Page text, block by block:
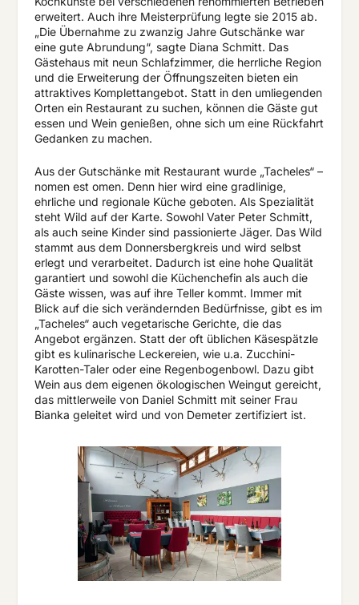
erweitert. Auch ihre Meisterprüfung legte sie 2015 ab.
„Die Übernahme zu zwanzig Jahre Gutschänke war
eine gute Abrundung“, sagte Diana Schmitt. Das
Gästehaus mit neun Schlafzimmer, die herrliche Region
und die Erweiterung der Öffnungszeiten bieten ein
attraktives Komplettangebot. Statt in den umliegenden
Orten ein Restaurant zu suchen, können die Gäste gut
essen und Wein genießen, ohne sich um eine Rückfahrt
Gedanken zu machen.
Aus der Gutschänke mit Restaurant wurde „Tacheles“ –
nomen est omen. Denn hier wird eine gradlinige,
ehrliche und regionale Küche geboten. Als Spezialität
steht Wild auf der Karte. Sowohl Vater Peter Schmitt,
als auch seine Kinder sind passionierte Jäger. Das Wild
stammt aus dem Donnersbergkreis und wird selbst
erlegt und verarbeitet. Dadurch ist eine hohe Qualität
garantiert und sowohl die Küchenchefin als auch die
Gäste wissen, was auf ihre Teller kommt. Immer mit
Blick auf die sich verändernden Bedürfnisse, gibt es im
„Tacheles“ auch vegetarische Gerichte, die das
Angebot ergänzen. Statt der oft üblichen Käsespätzle
gibt es kulinarische Leckereien, wie u.a. Zucchini-
Karotten-Taler oder eine Regenbogenbowl. Dazu gibt
Wein aus dem eigenen ökologischen Weingut gereicht,
das mittlerweile von Daniel Schmitt mit seiner Frau
Bianka geleitet wird und von Demeter zertifiziert ist.